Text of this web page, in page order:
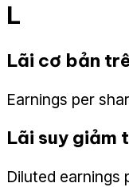
L
Lãi cơ bản
Earnings per
Lãi suy giảm
Diluted earnings